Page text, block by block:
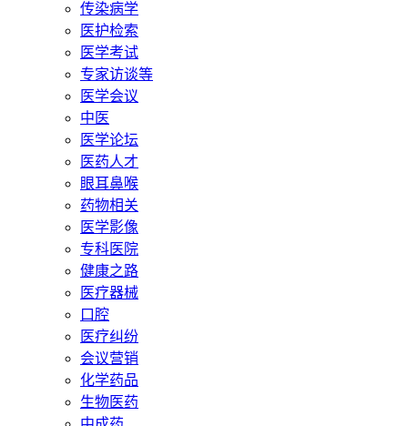
传染病学
医护检索
医学考试
专家访谈等
医学会议
中医
医学论坛
医药人才
眼耳鼻喉
药物相关
医学影像
专科医院
健康之路
医疗器械
口腔
医疗纠纷
会议营销
化学药品
生物医药